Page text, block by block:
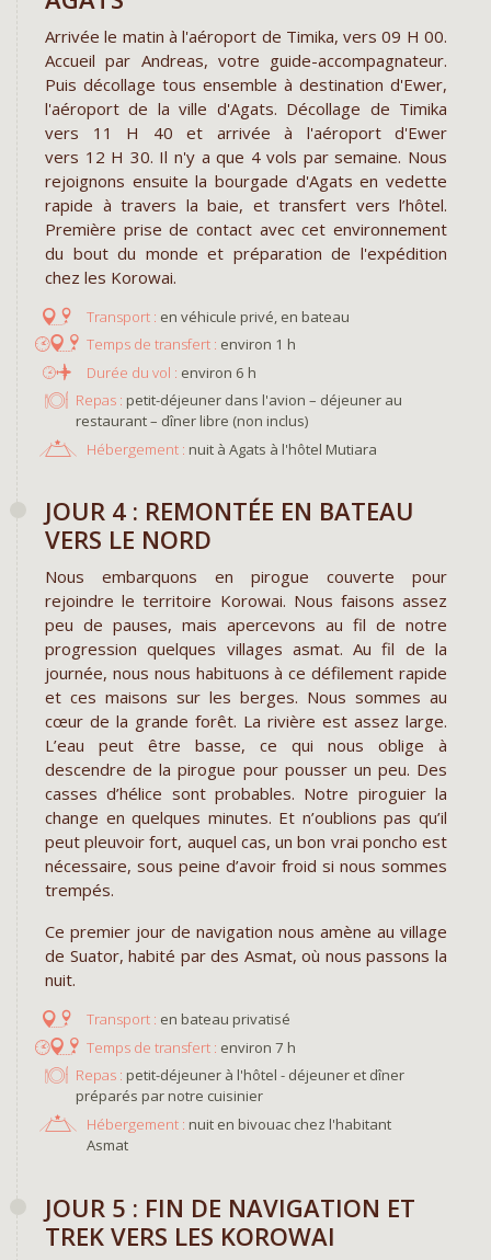
Arrivée le matin à l'aéroport de Timika, vers 09 H 00.
Accueil par Andreas, votre guide-accompagnateur.
Puis décollage tous ensemble à destination d'Ewer,
l'aéroport de la ville d'Agats. Décollage de Timika
vers 11 H 40 et arrivée à l'aéroport d'Ewer
vers 12 H 30. Il n'y a que 4 vols par semaine. Nous
rejoignons ensuite la bourgade d'Agats en vedette
rapide à travers la baie, et transfert vers l’hôtel.
Première prise de contact avec cet environnement
du bout du monde et préparation de l'expédition
chez les Korowai.
en véhicule privé, en bateau
environ 1 h
environ 6 h
Repas : petit-déjeuner dans l'avion – déjeuner au
restaurant – dîner libre (non inclus)
Hébergement : nuit à Agats à l'hôtel Mutiara
JOUR 4 : REMONTÉE EN BATEAU
VERS LE NORD
Nous embarquons en pirogue couverte pour
rejoindre le territoire Korowai. Nous faisons assez
peu de pauses, mais apercevons au fil de notre
progression quelques villages asmat. Au fil de la
journée, nous nous habituons à ce défilement rapide
et ces maisons sur les berges. Nous sommes au
cœur de la grande forêt. La rivière est assez large.
L’eau peut être basse, ce qui nous oblige à
descendre de la pirogue pour pousser un peu. Des
casses d’hélice sont probables. Notre piroguier la
change en quelques minutes. Et n’oublions pas qu’il
peut pleuvoir fort, auquel cas, un bon vrai poncho est
nécessaire, sous peine d’avoir froid si nous sommes
trempés.
Ce premier jour de navigation nous amène au village
de Suator, habité par des Asmat, où nous passons la
nuit.
en bateau privatisé
environ 7 h
Repas : petit-déjeuner à l'hôtel - déjeuner et dîner
préparés par notre cuisinier
Hébergement : nuit en bivouac chez l'habitant
Asmat
JOUR 5 : FIN DE NAVIGATION ET
TREK VERS LES KOROWAI